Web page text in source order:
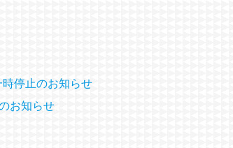
時停止のお知らせ
お知らせ